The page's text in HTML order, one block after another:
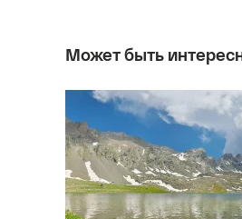
Может быть